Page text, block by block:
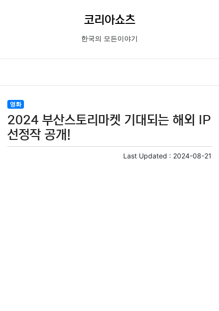
코리아쇼츠
한국의 모든이야기
영화
2024 부산스토리마켓 기대되는 해외 IP
선정작 공개!
Last Updated : 2024-08-21